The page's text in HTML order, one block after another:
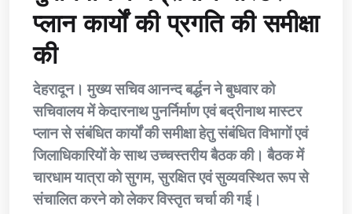
प्लान कार्यों की प्रगति की समीक्षा
की
देहरादून। मुख्य सचिव आनन्द बर्द्धन ने बुधवार को
सचिवालय में केदारनाथ पुनर्निर्माण एवं बद्रीनाथ मास्टर
प्लान से संबंधित कार्यों की समीक्षा हेतु संबंधित विभागों एवं
जिलाधिकारियों के साथ उच्चस्तरीय बैठक की। बैठक में
चारधाम यात्रा को सुगम, सुरक्षित एवं सुव्यवस्थित रूप से
संचालित करने को लेकर विस्तृत चर्चा की गई।